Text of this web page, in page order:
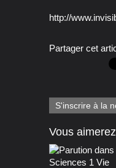
http://
Partager cet
S'inscrire à la
Vous